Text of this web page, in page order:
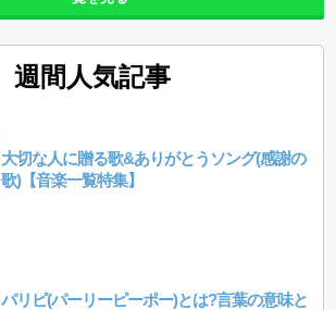
週間人気記事
大切な人に贈る歌&ありがとうソング(感謝の
歌)【音楽一覧特集】
パリピ(パーリーピーポー)とは?言葉の意味と